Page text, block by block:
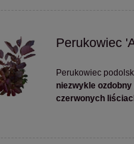
Perukowiec
Perukowiec
niezwykle
czerwonych